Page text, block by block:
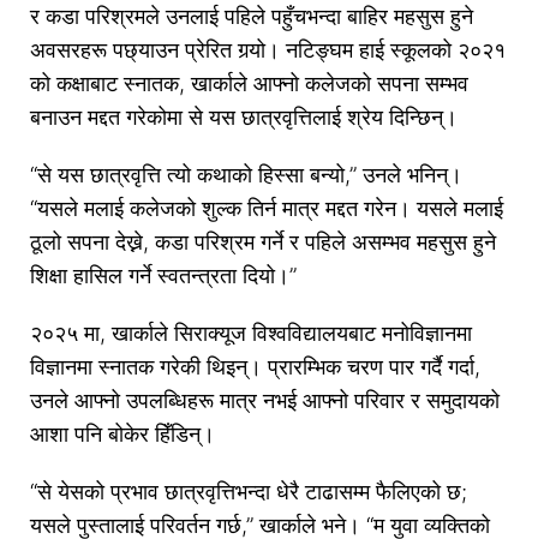
र कडा परिश्रमले उनलाई पहिले पहुँचभन्दा बाहिर महसुस हुने
अवसरहरू पछ्याउन प्रेरित गर्‍यो। नटिङ्घम हाई स्कूलको २०२१
को कक्षाबाट स्नातक, खार्काले आफ्नो कलेजको सपना सम्भव
बनाउन मद्दत गरेकोमा से यस छात्रवृत्तिलाई श्रेय दिन्छिन्।
“से यस छात्रवृत्ति त्यो कथाको हिस्सा बन्यो,” उनले भनिन्।
“यसले मलाई कलेजको शुल्क तिर्न मात्र मद्दत गरेन। यसले मलाई
ठूलो सपना देख्ने, कडा परिश्रम गर्ने र पहिले असम्भव महसुस हुने
शिक्षा हासिल गर्ने स्वतन्त्रता दियो।”
२०२५ मा, खार्काले सिराक्यूज विश्वविद्यालयबाट मनोविज्ञानमा
विज्ञानमा स्नातक गरेकी थिइन्। प्रारम्भिक चरण पार गर्दै गर्दा,
उनले आफ्नो उपलब्धिहरू मात्र नभई आफ्नो परिवार र समुदायको
आशा पनि बोकेर हिँडिन्।
“से येसको प्रभाव छात्रवृत्तिभन्दा धेरै टाढासम्म फैलिएको छ;
यसले पुस्तालाई परिवर्तन गर्छ,” खार्काले भने। “म युवा व्यक्तिको